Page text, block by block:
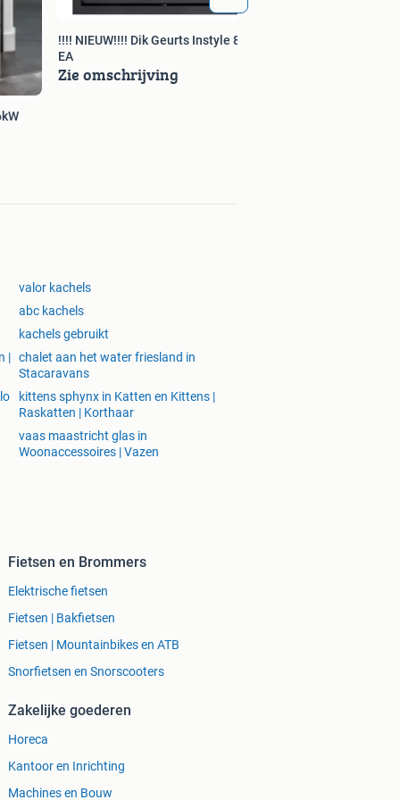
!!!! NIEUW!!!! Dik Geurts Instyle 800
EA
Zie omschrijving
valor kachels
abc kachels
kachels gebruikt
| chalet aan het water friesland in
Stacaravans
kittens sphynx in Katten en Kittens |
Raskatten | Korthaar
vaas maastricht glas in
Woonaccessoires | Vazen
Fietsen en Brommers
Elektrische fietsen
Fietsen | Bakfietsen
Fietsen | Mountainbikes en ATB
Snorfietsen en Snorscooters
Zakelijke goederen
Horeca
Kantoor en Inrichting
Machines en Bouw